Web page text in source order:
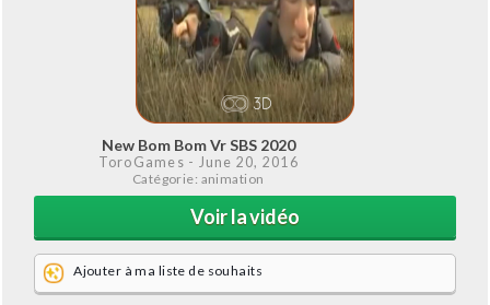
New Bom Bom Vr SBS 2020
ToroGames - June 20, 2016
Catégorie: animation
Voir la vidéo
Ajouter à ma liste de souhaits